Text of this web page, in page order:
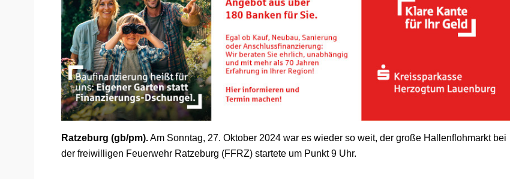
Ratzeburg (gb/pm).Am Sonntag, 27. Oktober 2024 war es wieder so weit, der große Hallenflohmarkt bei
der freiwilligen Feuerwehr Ratzeburg (FFRZ) startete um Punkt 9 Uhr.